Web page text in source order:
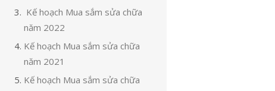
Kế hoạch Mua sắm sửa chữa
năm 2022
Kế hoạch Mua sắm sửa chữa
năm 2021
Kế hoạch Mua sắm sửa chữa